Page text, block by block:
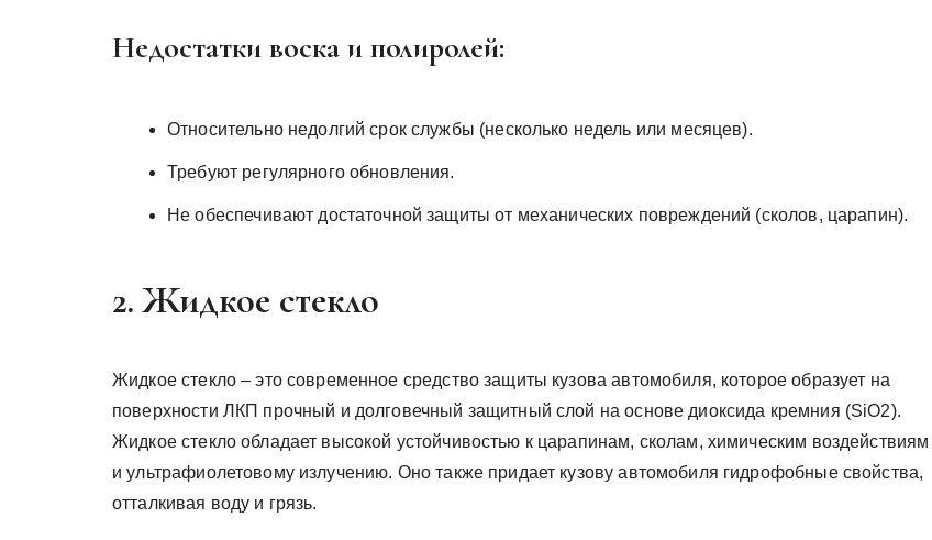
Недостатки воска и полиролей:
Относительно недолгий срок службы (несколько недель или месяцев).
Требуют регулярного обновления.
Не обеспечивают достаточной защиты от механических повреждений (сколов, царапин).
2. Жидкое стекло
Жидкое стекло – это современное средство защиты кузова автомобиля, которое образует на
поверхности ЛКП прочный и долговечный защитный слой на основе диоксида кремния (SiO2).
Жидкое стекло обладает высокой устойчивостью к царапинам, сколам, химическим воздействиям
и ультрафиолетовому излучению. Оно также придает кузову автомобиля гидрофобные свойства,
отталкивая воду и грязь.